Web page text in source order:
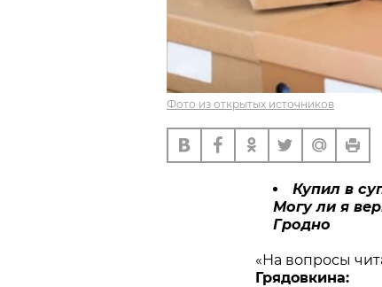
Фото из открытых источников
Купил в
Могу ли я
Гродно
«На вопросы
Грядовкина: